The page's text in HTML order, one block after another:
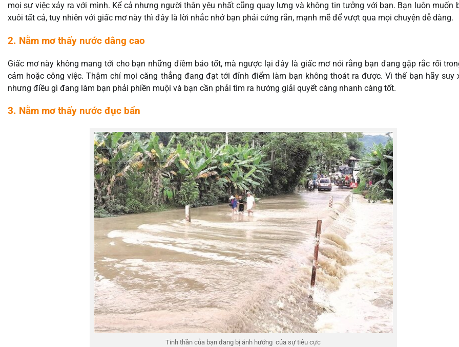
mọi sự việc xảy ra với mình. Kể cả nhưng người thân yêu nhất cũng quay lưng và không tin tưởng với bạn. Bạn luôn muốn
xuôi tất cả, tuy nhiên với giấc mơ này thì đây là lời nhắc nhở bạn phải cứng rắn, mạnh mẽ để vượt qua mọi chuyện dễ dàng.
2. Nằm mơ thấy nước dâng cao
Giấc mơ này không mang tới cho bạn những điềm báo tốt, mà ngược lại đây là giấc mơ nói rằng bạn đang gặp rắc rối
cảm hoặc công việc. Thậm chí mọi căng thẳng đang đạt tới đỉnh điểm làm bạn không thoát ra được. Vì thế bạn hãy suy
nhưng điều gì đang làm bạn phải phiền muội và bạn cần phải tìm ra hướng giải quyết càng nhanh càng tốt.
3. Nằm mơ thấy nước đục bẩn
Tinh thần của bạn đang bị ảnh hưởng của sự tiêu cực